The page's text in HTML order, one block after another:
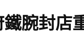
腕封店